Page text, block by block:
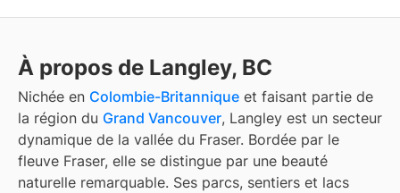
À propos de Langley, BC
Nichée en Colombie-Britannique et faisant partie de
la région du Grand Vancouver, Langley est un secteur
dynamique de la vallée du Fraser. Bordée par le
fleuve Fraser, elle se distingue par une beauté
naturelle remarquable. Ses parcs, sentiers et lacs